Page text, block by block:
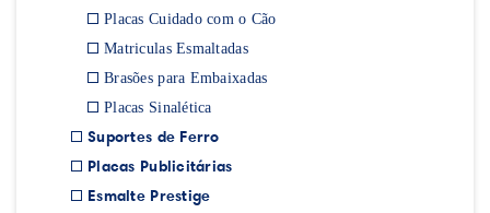
Placas Cuidado com o Cão
Matriculas Esmaltadas
Brasões para Embaixadas
Placas Sinalética
Suportes de Ferro
Placas Publicitárias
Esmalte Prestige